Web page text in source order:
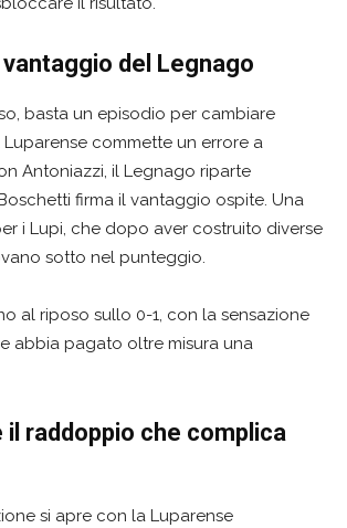
vantaggio del Legnago
basta un episodio per cambiare
Luparense commette un errore a
Antoniazzi, il Legnago riparte
firma il vantaggio ospite. Una
i Lupi, che dopo aver costruito diverse
sotto nel punteggio.
al riposo sullo 0-1, con la sensazione
abbia pagato oltre misura una
il raddoppio che complica
si apre con la Luparense